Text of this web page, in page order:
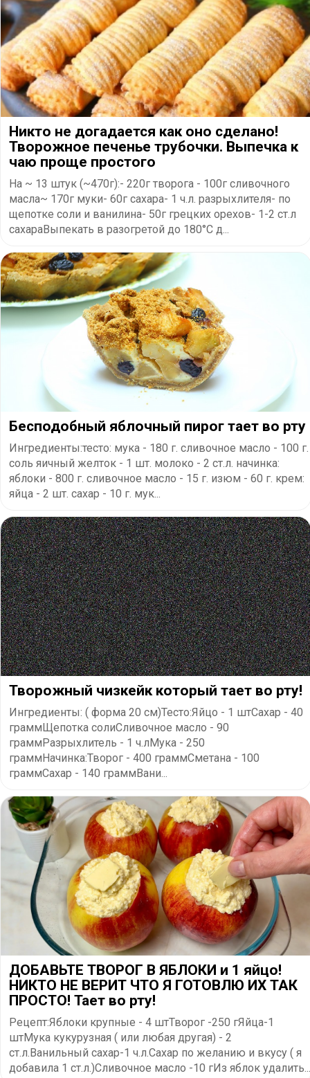
Никто не догадается как оно сделано!
Творожное печенье трубочки. Выпечка к
чаю проще простого
На ~ 13 штук (~470г):- 220г творога - 100г сливочного
масла~ 170г муки- 60г сахара- 1 ч.л. разрыхлителя- по
щепотке соли и ванилина- 50г грецких орехов- 1-2 ст.л
сахараВыпекать в разогретой до 180°С д...
Бесподобный яблочный пирог тает во рту
Ингредиенты:тесто: мука - 180 г. сливочное масло - 100 г.
соль яичный желток - 1 шт. молоко - 2 ст.л. начинка:
яблоки - 800 г. сливочное масло - 15 г. изюм - 60 г. крем:
яйца - 2 шт. сахар - 10 г. мук...
Творожный чизкейк который тает во рту!
Ингредиенты: ( форма 20 см)Тесто:Яйцо - 1 штСахар - 40
граммЩепотка солиСливочное масло - 90
граммРазрыхлитель - 1 ч.лМука - 250
граммНачинка:Творог - 400 граммСметана - 100
граммСахар - 140 граммВани...
ДОБАВЬТЕ ТВОРОГ В ЯБЛОКИ и 1 яйцо!
НИКТО НЕ ВЕРИТ ЧТО Я ГОТОВЛЮ ИХ ТАК
ПРОСТО! Тает во рту!
Рецепт:Яблоки крупные - 4 штТворог -250 гЯйца-1
штМука кукурузная ( или любая другая) - 2
ст.л.Ванильный сахар-1 ч.л.Сахар по желанию и вкусу ( я
добавила 1 ст.л.)Сливочное масло -10 гИз яблок удалить...